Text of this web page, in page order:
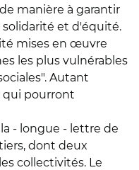
manière à garantir
et d'équité.
mises en œuvre
les plus vulnérables
Autant
qui pourront
- longue - lettre de
dont deux
collectivités. Le